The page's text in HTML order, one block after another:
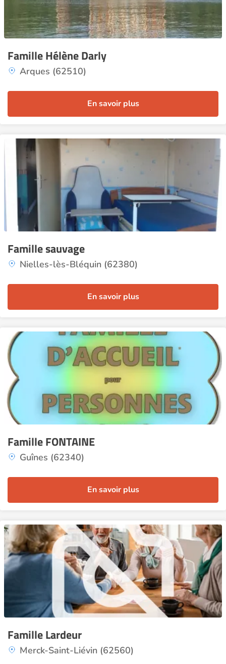
Famille Hélène Darly
Arques (62510)
En savoir plus
Famille sauvage
Nielles-lès-Bléquin (62380)
En savoir plus
Famille FONTAINE
Guînes (62340)
En savoir plus
Famille Lardeur
Merck-Saint-Liévin (62560)